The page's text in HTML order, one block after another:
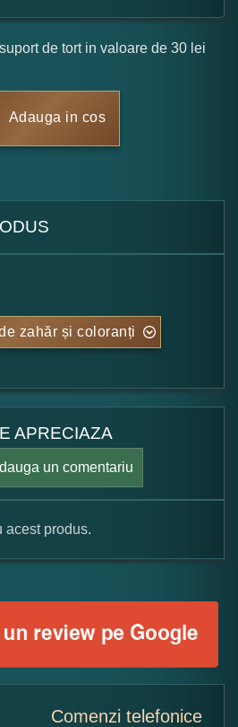
de tort in valoare de 30 lei
Adauga in cos
zahăr și coloranți
APRECIAZA
un comentariu
acest produs.
Comenzi telefonice